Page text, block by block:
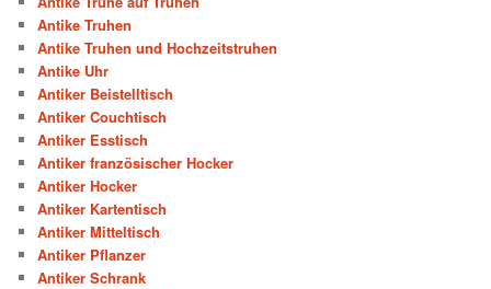
Antike Truhen
Antike Truhen und Hochzeitstruhen
Antike Uhr
Antiker Beistelltisch
Antiker Couchtisch
Antiker Esstisch
Antiker französischer Hocker
Antiker Hocker
Antiker Kartentisch
Antiker Mitteltisch
Antiker Pflanzer
Antiker Schrank